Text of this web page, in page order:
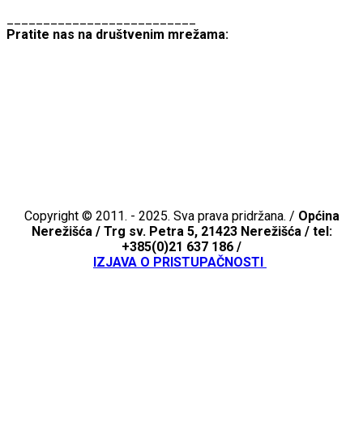
Pratite nas na društvenim mrežama:
Copyright © 2011. - 2025. Sva prava pridržana. / Općina
Nerežišća /Trg sv. Petra 5, 21423 Nerežišća / tel:
+385(0)21 637 186 /
IZJAVA O PRISTUPAČNOSTI